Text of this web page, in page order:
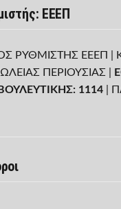
ΕΕΕΠ
ΡΥΘΜΙΣΤΗΣ ΕΕΕΠ |
ΠΕΡΙΟΥΣΙΑΣ |
1114 |